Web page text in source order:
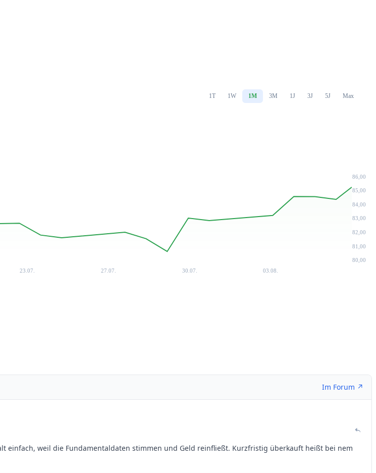
1T 1W 1M 3M 1J 3J 5J Max
86,00
85,00
84,00
83,00
82,00
81,00
80,00
23.07. 27.07. 30.07. 03.08.